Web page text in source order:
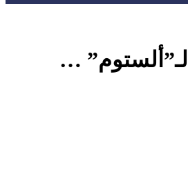
لـ”ألستوم” …